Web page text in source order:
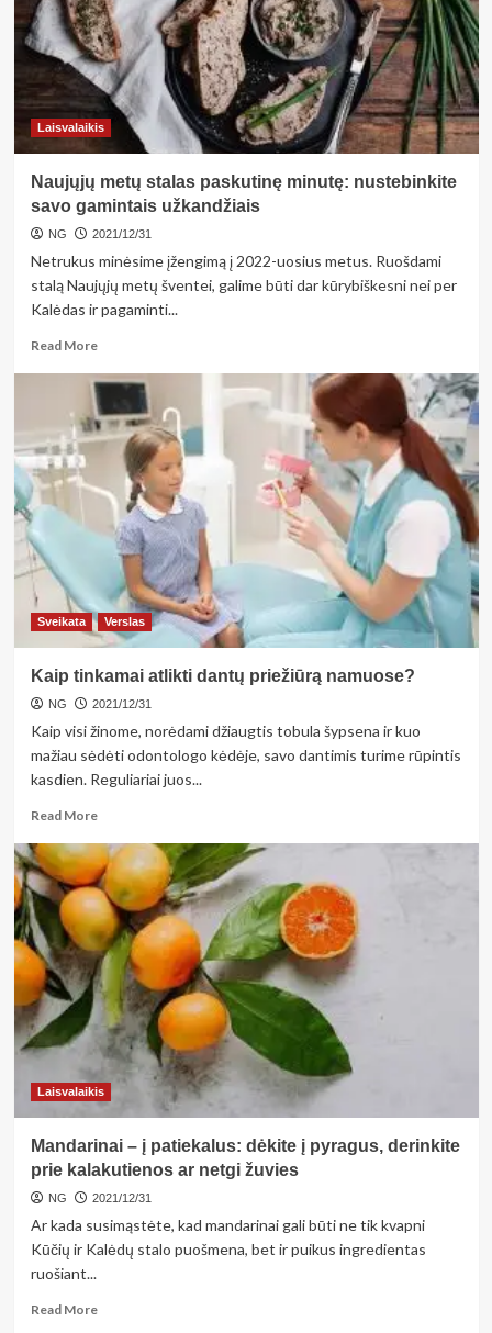
Laisvalaikis
Naujųjų metų stalas paskutinę minutę: nustebinkite
savo gamintais užkandžiais
NG 2021/12/31
Netrukus minėsime įžengimą į 2022-uosius metus. Ruošdami
stalą Naujųjų metų šventei, galime būti dar kūrybiškesni nei per
Kalėdas ir pagaminti...
Read MoreRead
about
Naujųjų
metų
stalas
paskutinę
minutę:
nustebinkite
savo
gamintais
užkandžiais
Sveikata Verslas
Kaip tinkamai atlikti dantų priežiūrą namuose?
NG 2021/12/31
Kaip visi žinome, norėdami džiaugtis tobula šypsena ir kuo
mažiau sėdėti odontologo kėdėje, savo dantimis turime rūpintis
kasdien. Reguliariai juos...
Read MoreRead
about
Kaip
tinkamai
atlikti
dantų
priežiūrą
namuose?
Laisvalaikis
Mandarinai – į patiekalus: dėkite į pyragus, derinkite
prie kalakutienos ar netgi žuvies
NG 2021/12/31
Ar kada susimąstėte, kad mandarinai gali būti ne tik kvapni
Kūčių ir Kalėdų stalo puošmena, bet ir puikus ingredientas
ruošiant...
Read MoreRead